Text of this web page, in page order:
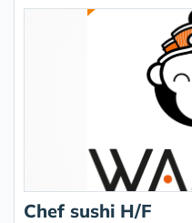
Chef sushi H/F